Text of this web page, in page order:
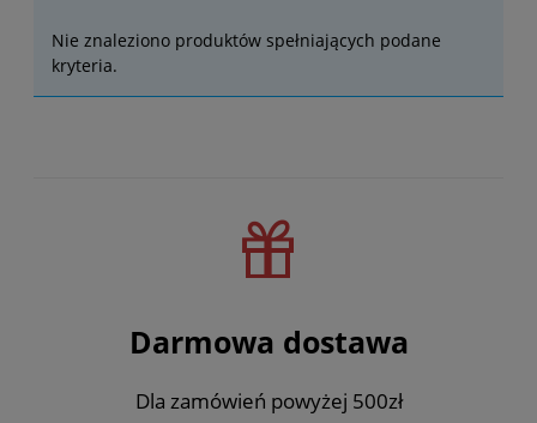
Nie znaleziono produktów spełniających podane
kryteria.
Darmowa dostawa
Dla zamówień powyżej 500zł